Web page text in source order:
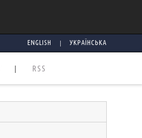
ENGLISH | УКРАЇНСЬКА
RSS